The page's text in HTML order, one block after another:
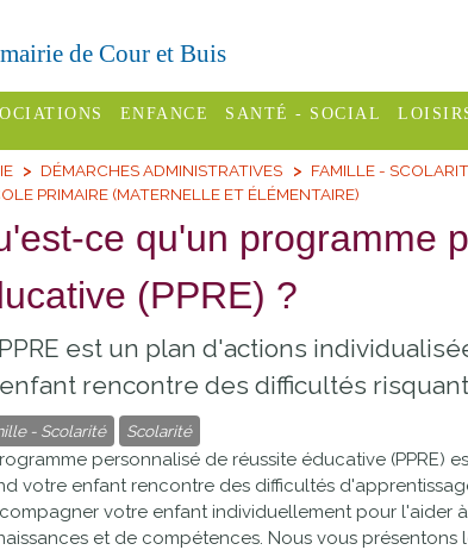
de Cour et Buis
des
Varèze
ENFANCE
Assistantes
Relais
assistante
Pôle petite
enfance
Etablissements
scolaires
SANTÉ - SOCIAL
Centres
ADMR
CCAS
Conseil
Le SSIAD
des Trois
Rivières
DÉMARCHES ADMINISTRATIVES
FAMILLE -
PRIMAIRE (MATERNELLE ET ÉLÉMENTAIRE)
ce qu'un programme
(PPRE) ?
est un plan d'actions
rencontre des difficultés
- Scolarité Scolarité
personnalisé de réussite éducative (PPRE)
votre enfant rencontre des difficultés
votre enfant individuellement pour l'aider
et de compétences. Nous vous présentons